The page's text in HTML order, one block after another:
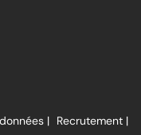
| Recrutement |